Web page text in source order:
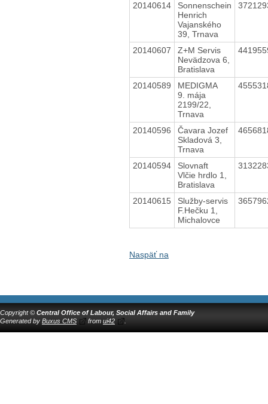
20140614
Sonnenschein
Henrich
Vajanského
39, Trnava
20140607
Z+M Servis
Nevädzova 6,
Bratislava
20140589
MEDIGMA
9. mája
2199/22,
Trnava
20140596
Čavara Jozef
Skladová 3,
Trnava
20140594
Slovnaft
Vlčie hrdlo 1,
Bratislava
20140615
Služby-servis
F.Hečku 1,
Michalovce
Naspäť na
Copyright © Central Office of Labour, Social Affairs and Family
Generated by Buxus CMS from ui42